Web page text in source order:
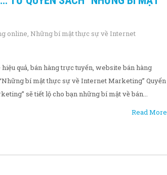
online, Những bí mật thực sự về Internet
quả, bán hàng trực tuyến, website bán hàng
bí mật thực sự về Internet Marketing” Quyển
sẽ tiết lộ cho bạn những bí mật về bán...
Read More